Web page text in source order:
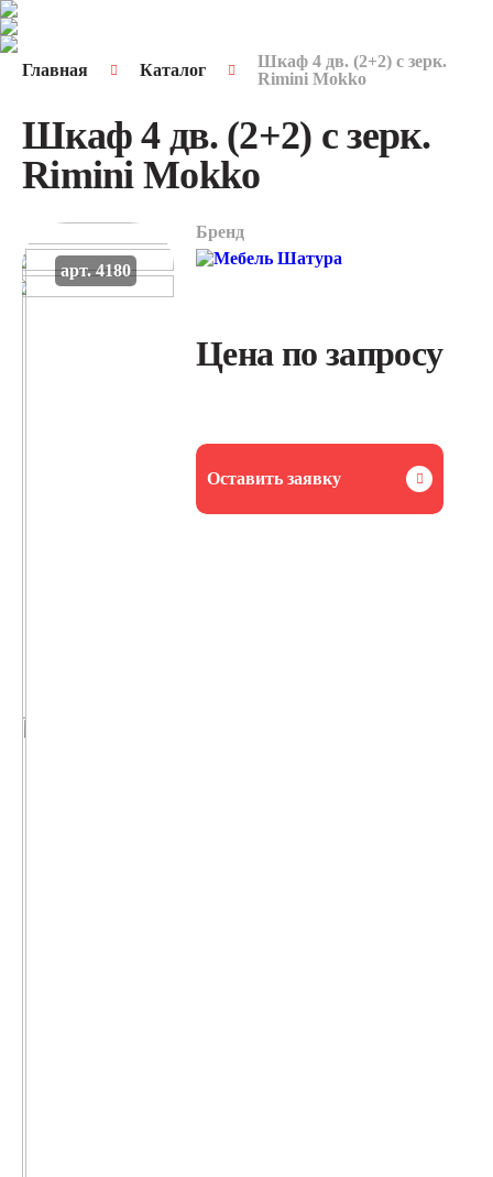
Главная Каталог
Шкаф 4 дв. (2+2) с зерк.
Rimini Mokko
Шкаф 4 дв. (2+2) с зерк.
Rimini Mokko
арт. 4180
Бренд
Цена по запросу
Оставить заявку